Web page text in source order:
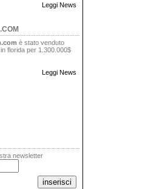
Leggi News
è stato venduto
florida per 1.300.000$
Leggi News
newsletter